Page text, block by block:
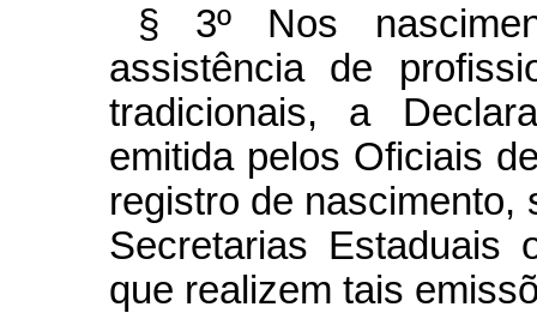
§ 3º Nos
assistência de
tradicionais, a
emitida pelos Oficiais
registro de nascimento,
Secretarias Estaduais
que realizem tais